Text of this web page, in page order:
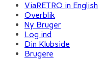
ViaRETRO in English
Overblik
Ny Bruger
Log ind
Din Klubside
Brugere